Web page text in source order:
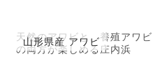
山形県産 アワビ
天然のアワビと、養殖アワビ
の両方が楽しめる庄内浜